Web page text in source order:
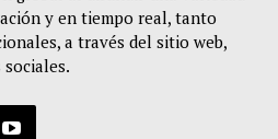
y en tiempo real, tanto
a través del sitio web,
sociales.